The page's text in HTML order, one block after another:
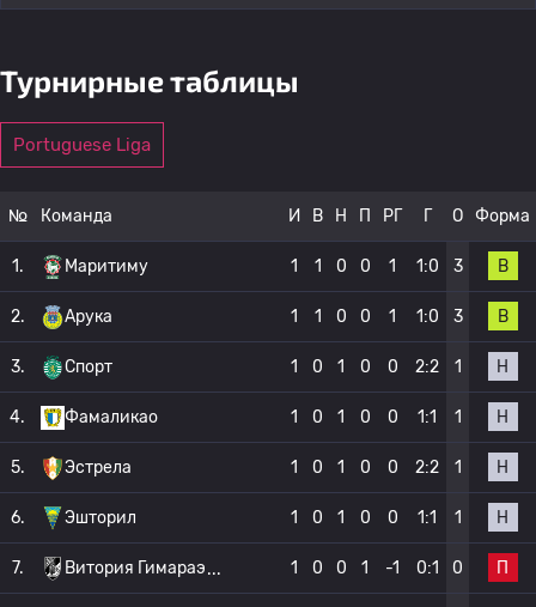
Турнирные таблицы
Portuguese Liga
№ Команда И В Н П РГ Г О Форма
1. Маритиму 1 1 0 0 1 1:0 3 В
2. Арука 1 1 0 0 1 1:0 3 В
3. Спорт 1 0 1 0 0 2:2 1 Н
4. Фамаликао 1 0 1 0 0 1:1 1 Н
5. Эстрела 1 0 1 0 0 2:2 1 Н
6. Эшторил 1 0 1 0 0 1:1 1 Н
7. Витория Гимараэ 1 0 0 1 -1 0:1 0 П